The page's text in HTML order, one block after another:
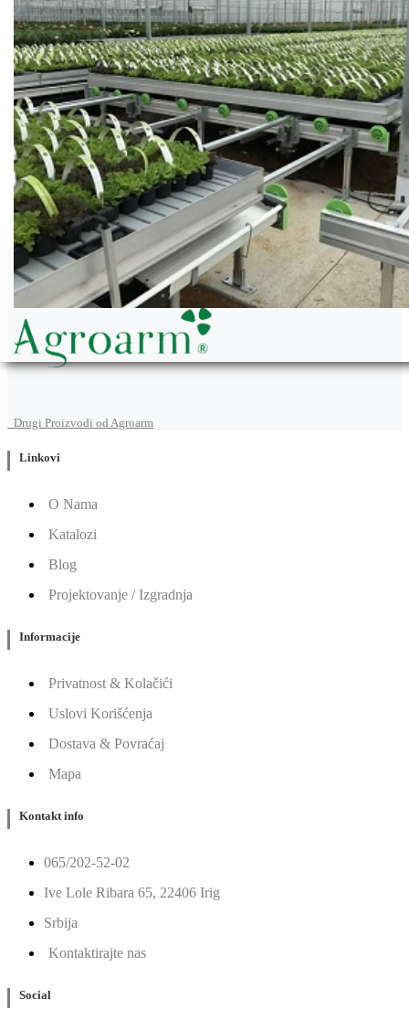
Agroarm
Drugi Proizvodi od Agroarm
Linkovi
O Nama
Katalozi
Blog
Projektovanje / Izgradnja
Informacije
Privatnost & Kolačići
Uslovi Korišćenja
Dostava & Povraćaj
Mapa
Kontakt info
065/202-52-02
Ive Lole Ribara 65, 22406 Irig
Srbija
Kontaktirajte nas
Social